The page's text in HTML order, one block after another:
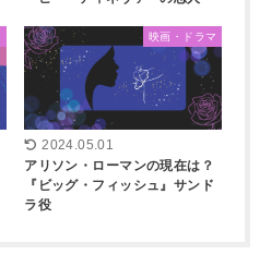
映画・ドラマ
2024.05.01
アリソン・ローマンの現在は？
『ビッグ・フィッシュ』サンド
ラ役